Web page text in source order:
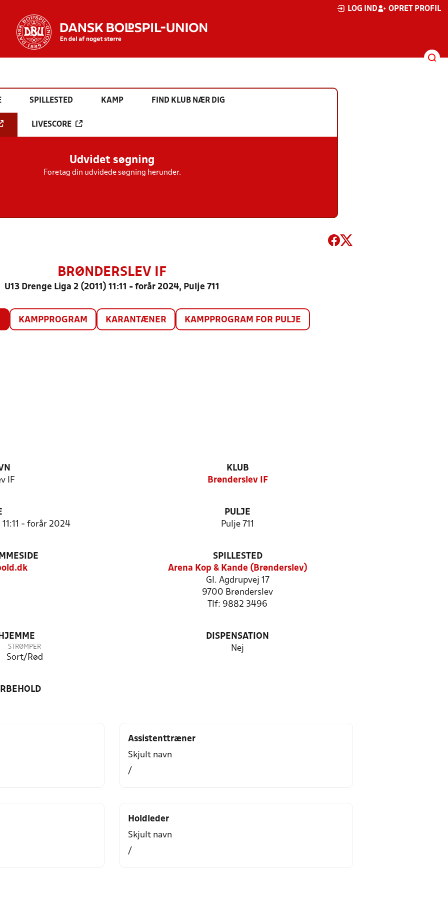
LOG IND OPRET PROFIL
SPILLESTED KAMP FIND KLUB NÆR DIG
LIVESCORE
Udvidet søgning
Foretag din udvidede søgning herunder.
BRØNDERSLEV IF
U13 Drenge Liga 2 (2011) 11:11 - forår 2024, Pulje 711
KAMPPROGRAM KARANTÆNER KAMPPROGRAM FOR PULJE
IF
KLUB
Brønderslev IF
11:11 - forår 2024
PULJE
Pulje 711
SPILLESTED
Arena Kop & Kande (Brønderslev)
Gl. Agdrupvej 17
9700 Brønderslev
Tlf: 9882 3496
STRØMPER
Sort/Rød
DISPENSATION
Nej
Assistenttræner
Skjult navn
/
Holdleder
Skjult navn
/